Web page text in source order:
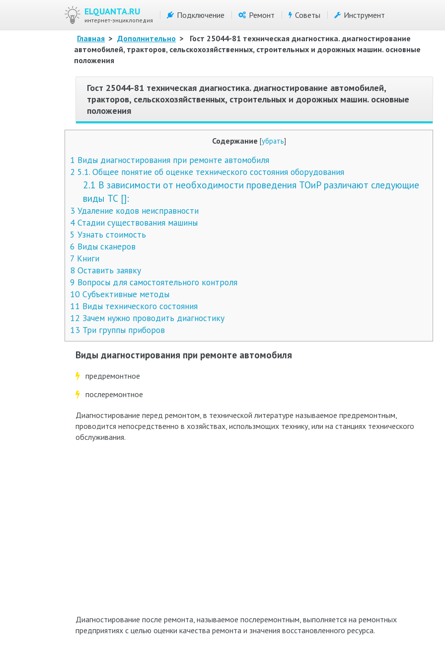
ELQUANTA.RU
интернет-энциклопедия
Подключение Ремонт Советы Инструмент
Главная > Дополнительно >
Гост 25044-81 техническая диагностика. диагностирование
автомобилей, тракторов, сельскохозяйственных, строительных и дорожных машин. основные
положения
Гост 25044-81 техническая диагностика. диагностирование автомобилей,
тракторов, сельскохозяйственных, строительных и дорожных машин. основные
положения
Содержание [убрать]
1 Виды диагностирования при ремонте автомобиля
2 5.1. Общее понятие об оценке технического состояния оборудования
2.1 В зависимости от необходимости проведения ТОиР различают следующие
виды ТС []:
3 Удаление кодов неисправности
4 Стадии существования машины
5 Узнать стоимость
6 Виды сканеров
7 Книги
8 Оставить заявку
9 Вопросы для самостоятельного контроля
10 Субъективные методы
11 Виды технического состояния
12 Зачем нужно проводить диагностику
13 Три группы приборов
Виды диагностирования при ремонте автомобиля
предремонтное
послеремонтное
Диагностирование перед ремонтом, в технической литературе называемое предремонтным,
проводится непосредственно в хозяйствах, использмощих технику, или на станциях технического
обслуживания.
Диагностирование после ремонта, называемое послеремонтным, выполняется на ремонтных
предприятиях с целью оценки качества ремонта и значения восстановленного pecуpca.